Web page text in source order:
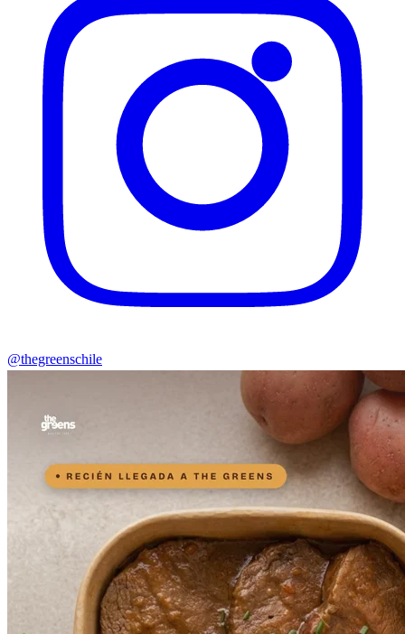
@thegreenschile